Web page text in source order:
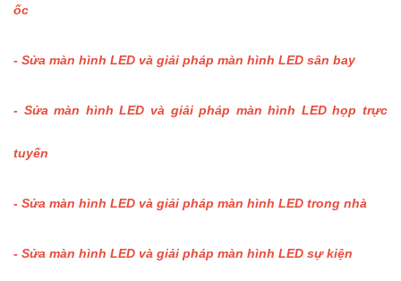
ốc
- Sửa màn hình LED và giải pháp màn hình LED sân bay
- Sửa màn hình LED và giải pháp màn hình LED họp trực
tuyến
- Sửa màn hình LED và giải pháp màn hình LED trong nhà
- Sửa màn hình LED và giải pháp màn hình LED sự kiện